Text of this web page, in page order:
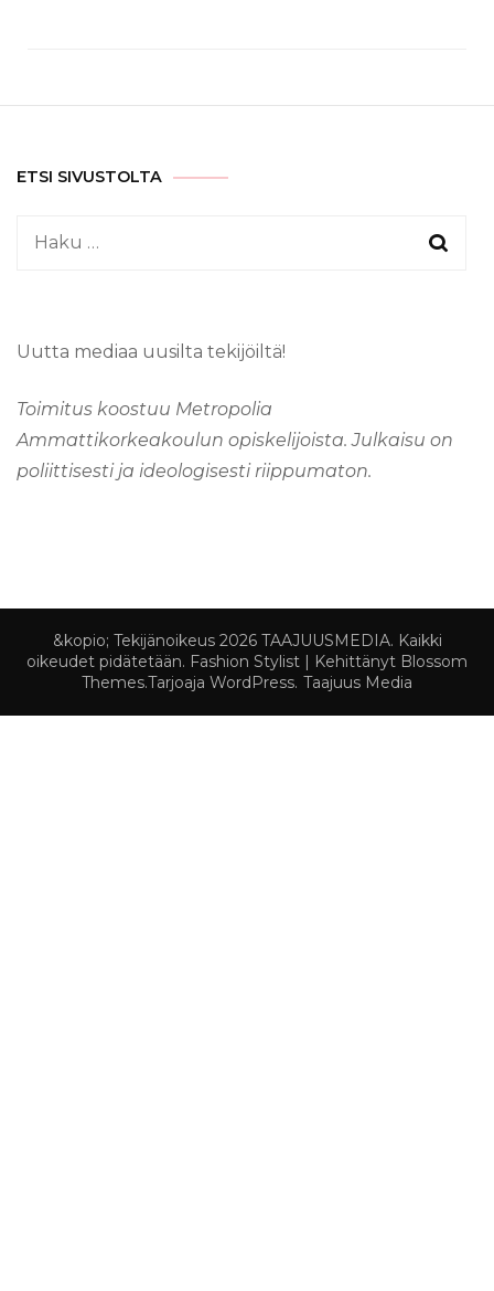
ETSI SIVUSTOLTA
Haku:
Uutta mediaa uusilta tekijöiltä!
Toimitus koostuu Metropolia
Ammattikorkeakoulun opiskelijoista. Julkaisu on
poliittisesti ja ideologisesti riippumaton.
&kopio; Tekijänoikeus 2026 TAAJUUSMEDIA. Kaikki
oikeudet pidätetään. Fashion Stylist | Kehittänyt Blossom
Themes.Tarjoaja WordPress. Taajuus Media